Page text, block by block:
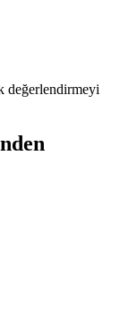
değerlendirmeyi